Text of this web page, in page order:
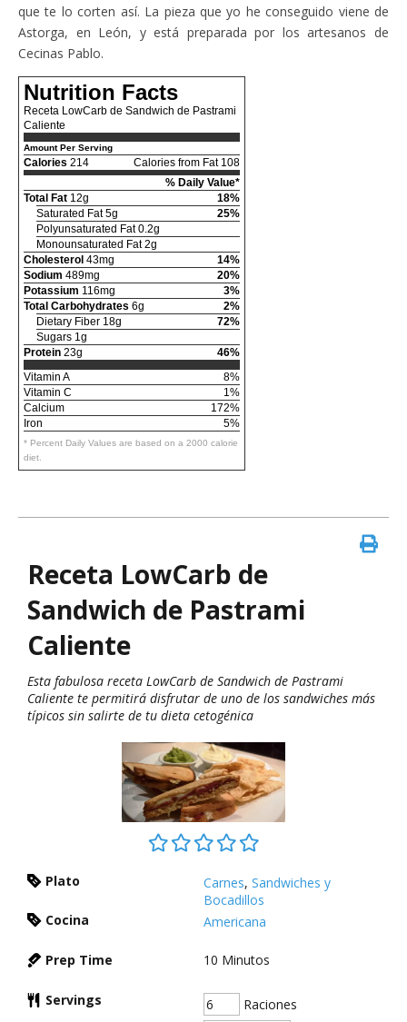
que te lo corten así. La pieza que yo he conseguido viene de
Astorga, en León, y está preparada por los artesanos de
Cecinas Pablo.
Nutrition Facts
Receta LowCarb de Sandwich de Pastrami
Caliente
Amount Per Serving
Calories 214
Calories from Fat 108
% Daily Value*
Total Fat 12g
18%
Saturated Fat 5g
25%
Polyunsaturated Fat 0.2g
Monounsaturated Fat 2g
Cholesterol 43mg
14%
Sodium 489mg
20%
Potassium 116mg
3%
Total Carbohydrates 6g
2%
Dietary Fiber 18g
72%
Sugars 1g
Protein 23g
46%
Vitamin A
8%
Vitamin C
1%
Calcium
172%
Iron
5%
* Percent Daily Values are based on a 2000 calorie
diet.
Receta LowCarb de
Sandwich de Pastrami
Caliente
Esta fabulosa receta LowCarb de Sandwich de Pastrami
Caliente te permitirá disfrutar de uno de los sandwiches más
típicos sin salirte de tu dieta cetogénica
Plato Carnes, Sandwiches y
Bocadillos
Cocina
Americana
Prep Time 10 Minutos
Servings Raciones